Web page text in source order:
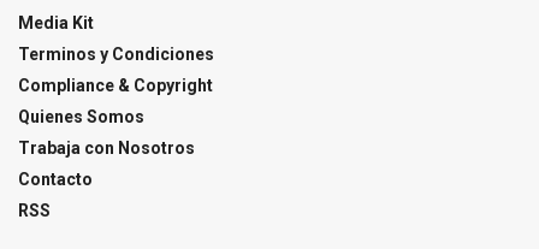
Media Kit
Terminos y Condiciones
Compliance & Copyright
Quienes Somos
Trabaja con Nosotros
Contacto
RSS